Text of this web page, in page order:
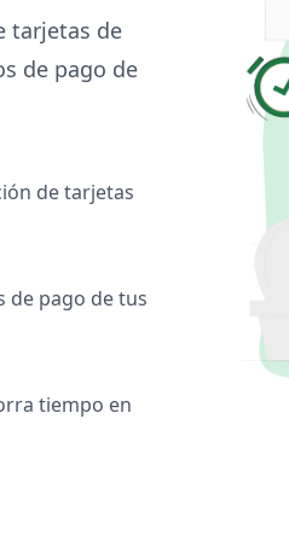
tarjetas de
de pago de
de tarjetas
de pago de tus
tiempo en